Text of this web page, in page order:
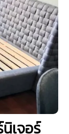
เจอร์